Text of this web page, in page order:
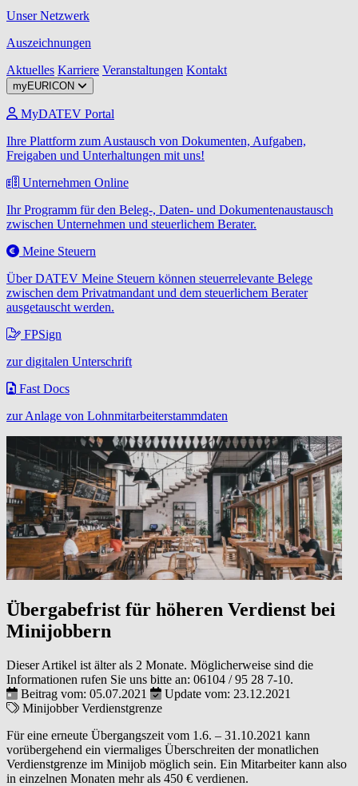
Unser Netzwerk
Auszeichnungen
Aktuelles Karriere Veranstaltungen Kontakt
myEURICON
MyDATEV Portal
Ihre Plattform zum Austausch von Dokumenten, Aufgaben,
Freigaben und Unterhaltungen mit uns!
Unternehmen Online
Ihr Programm für den Beleg-, Daten- und Dokumentenaustausch
zwischen Unternehmen und steuerlichem Berater.
Meine Steuern
Über DATEV Meine Steuern können steuerrelevante Belege
zwischen dem Privatmandant und dem steuerlichem Berater
ausgetauscht werden.
FPSign
zur digitalen Unterschrift
Fast Docs
zur Anlage von Lohnmitarbeiterstammdaten
Übergabefrist für höheren Verdienst bei
Minijobbern
Dieser Artikel ist älter als 2 Monate. Möglicherweise sind die
Informationen rufen Sie uns bitte an: 06104 / 95 28 7-10.
Beitrag vom: 05.07.2021
Update vom: 23.12.2021
MinijobberVerdienstgrenze
Für eine erneute Übergangszeit vom 1.6. – 31.10.2021 kann
vorübergehend ein viermaliges Überschreiten der monatlichen
Verdienstgrenze im Minijob möglich sein. Ein Mitarbeiter kann also
in einzelnen Monaten mehr als 450 € verdienen.